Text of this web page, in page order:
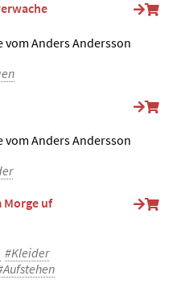
vom Anders Andersson
vom Anders Andersson
Morge uf
#Kleider